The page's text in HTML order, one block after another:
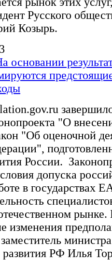
Русского
Козырь.
основании
"О
"Об оценочной
России.
допуска
в государствах
изменения
министра
развития РФ Илья